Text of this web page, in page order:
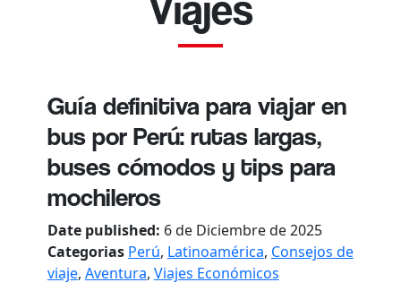
Guía definitiva para viajar en
bus por Perú: rutas largas,
buses cómodos y tips para
mochileros
Date published: 6 de Diciembre de 2025
Categorias Perú, Latinoamérica, Consejos de
viaje, Aventura, Viajes Económicos